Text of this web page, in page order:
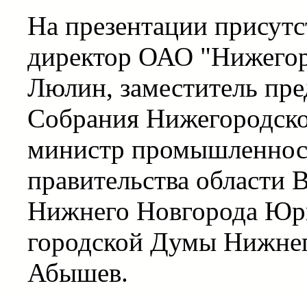
На презентации
директор ОАО
Люлин, заместитель
Собрания
министр
правительства
Нижнего Новгорода
городской Думы
Абышев.